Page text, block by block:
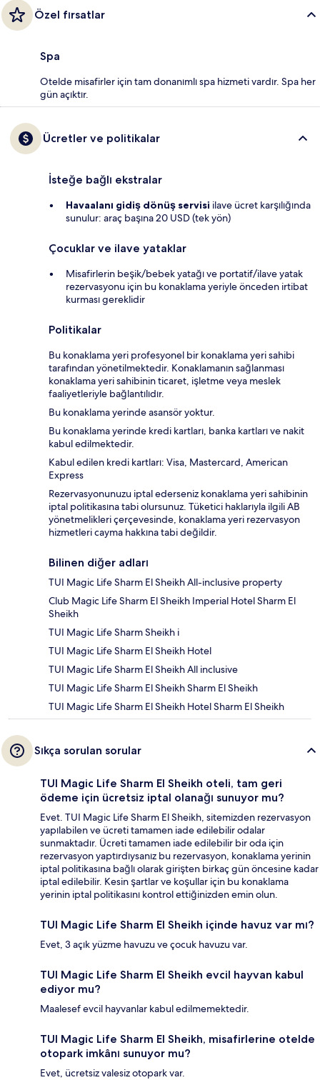
Özel fırsatlar
Spa
Otelde misafirler için tam donanımlı spa hizmeti vardır. Spa her
gün açıktır.
Ücretler ve politikalar
İsteğe bağlı ekstralar
Havaalanı gidiş dönüş servisi ilave ücret karşılığında
sunulur: araç başına 20 USD (tek yön)
Çocuklar ve ilave yataklar
Misafirlerin beşik/bebek yatağı ve portatif/ilave yatak
rezervasyonu için bu konaklama yeriyle önceden irtibat
kurması gereklidir
Politikalar
Bu konaklama yeri profesyonel bir konaklama yeri sahibi
tarafından yönetilmektedir. Konaklamanın sağlanması
konaklama yeri sahibinin ticaret, işletme veya meslek
faaliyetleriyle bağlantılıdır.
Bu konaklama yerinde asansör yoktur.
Bu konaklama yerinde kredi kartları, banka kartları ve nakit
kabul edilmektedir.
Kabul edilen kredi kartları: Visa, Mastercard, American
Express
Rezervasyonunuzu iptal ederseniz konaklama yeri sahibinin
iptal politikasına tabi olursunuz. Tüketici haklarıyla ilgili AB
yönetmelikleri çerçevesinde, konaklama yeri rezervasyon
hizmetleri cayma hakkına tabi değildir.
Bilinen diğer adları
TUI Magic Life Sharm El Sheikh All-inclusive property
Club Magic Life Sharm El Sheikh Imperial Hotel Sharm El
Sheikh
TUI Magic Life Sharm Sheikh i
TUI Magic Life Sharm El Sheikh Hotel
TUI Magic Life Sharm El Sheikh All inclusive
TUI Magic Life Sharm El Sheikh Sharm El Sheikh
TUI Magic Life Sharm El Sheikh Hotel Sharm El Sheikh
Sıkça sorulan sorular
TUI Magic Life Sharm El Sheikh oteli, tam geri
ödeme için ücretsiz iptal olanağı sunuyor mu?
Evet. TUI Magic Life Sharm El Sheikh, sitemizden rezervasyon
yapılabilen ve ücreti tamamen iade edilebilir odalar
sunmaktadır. Ücreti tamamen iade edilebilir bir oda için
rezervasyon yaptırdıysanız bu rezervasyon, konaklama yerinin
iptal politikasına bağlı olarak girişten birkaç gün öncesine kadar
iptal edilebilir. Kesin şartlar ve koşullar için bu konaklama
yerinin iptal politikasını kontrol ettiğinizden emin olun.
TUI Magic Life Sharm El Sheikh içinde havuz var mı?
Evet, 3 açık yüzme havuzu ve çocuk havuzu var.
TUI Magic Life Sharm El Sheikh evcil hayvan kabul
ediyor mu?
Maalesef evcil hayvanlar kabul edilmemektedir.
TUI Magic Life Sharm El Sheikh, misafirlerine otelde
otopark imkânı sunuyor mu?
Evet, ücretsiz valesiz otopark var.